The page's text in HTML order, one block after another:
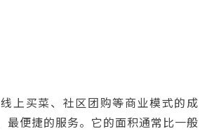
上买菜、社区团购等商业模式的成
最便捷的服务。它的面积通常比一般